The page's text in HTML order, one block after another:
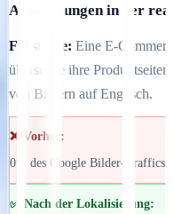
Auswirkungen in der
Fallstudie: Eine E-
übersetzte ihre
von Bildern auf Englisch.
❌ Vorher:
0% des Google Bilder-Traffics
✅ Nach der Lokalisierung: